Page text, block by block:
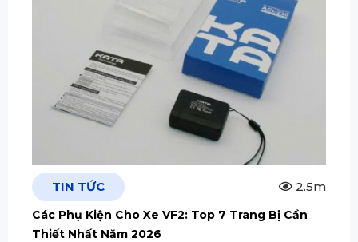
TIN TỨC 2.5m
Các Phụ Kiện Cho Xe VF2: Top 7 Trang Bị Cần
Thiết Nhất Năm 2026